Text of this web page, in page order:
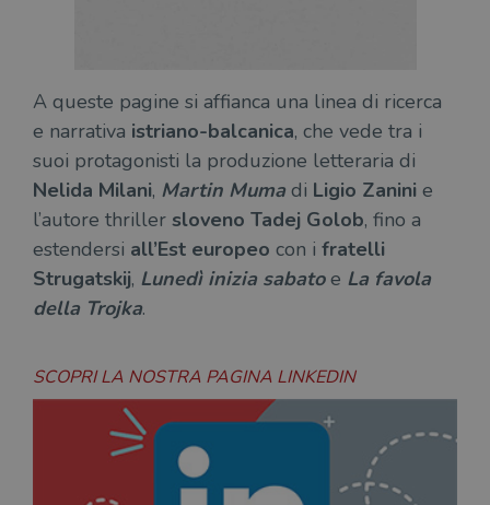
A queste pagine si affianca una linea di ricerca
e narrativa istriano-balcanica, che vede tra i
suoi protagonisti la produzione letteraria di
Nelida Milani, Martin Muma di Ligio Zanini e
l’autore thriller sloveno Tadej Golob, fino a
estendersi all’Est europeo con i fratelli
Strugatskij, Lunedì inizia sabatoe La favola
della Trojka.
SCOPRI LA NOSTRA PAGINA LINKEDIN